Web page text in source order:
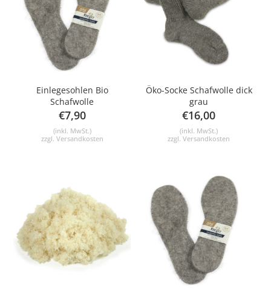
Einlegesohlen Bio
Schafwolle
€7,90
(inkl. MwSt.)
zzgl. Versandkosten
Öko-Socke Schafwolle dick
grau
€16,00
(inkl. MwSt.)
zzgl.Versandkosten